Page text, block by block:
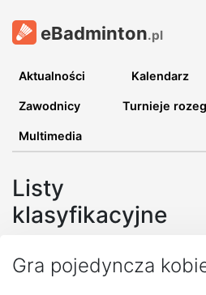
eBadminton.pl
Aktualności Kalendarz
Zawodnicy Turnieje
Multimedia
Listy
klasyfikacyjne
Gra pojedyncza